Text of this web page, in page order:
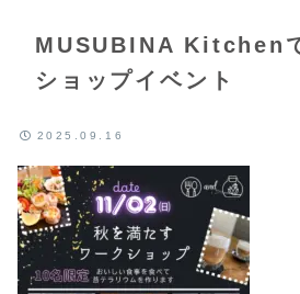
MUSUBINA Kitchen
ショップイベント
2025.09.16